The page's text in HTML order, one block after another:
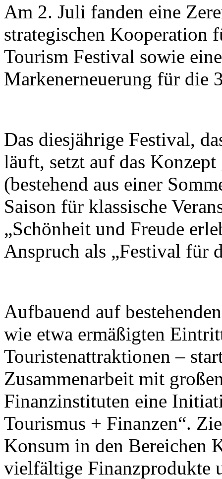
Am 2. Juli fanden eine
strategischen Kooperation
Tourism Festival sowie
Markenerneuerung für die
Das diesjährige Festival,
läuft, setzt auf das
(bestehend aus einer
Saison für klassische
„Schönheit und Freude
Anspruch als „Festival für
Aufbauend auf
wie etwa ermäßigten
Touristenattraktionen –
Zusammenarbeit mit
Finanzinstituten eine
Tourismus + Finanzen“.
Konsum in den Bereichen
vielfältige Finanzprodukte